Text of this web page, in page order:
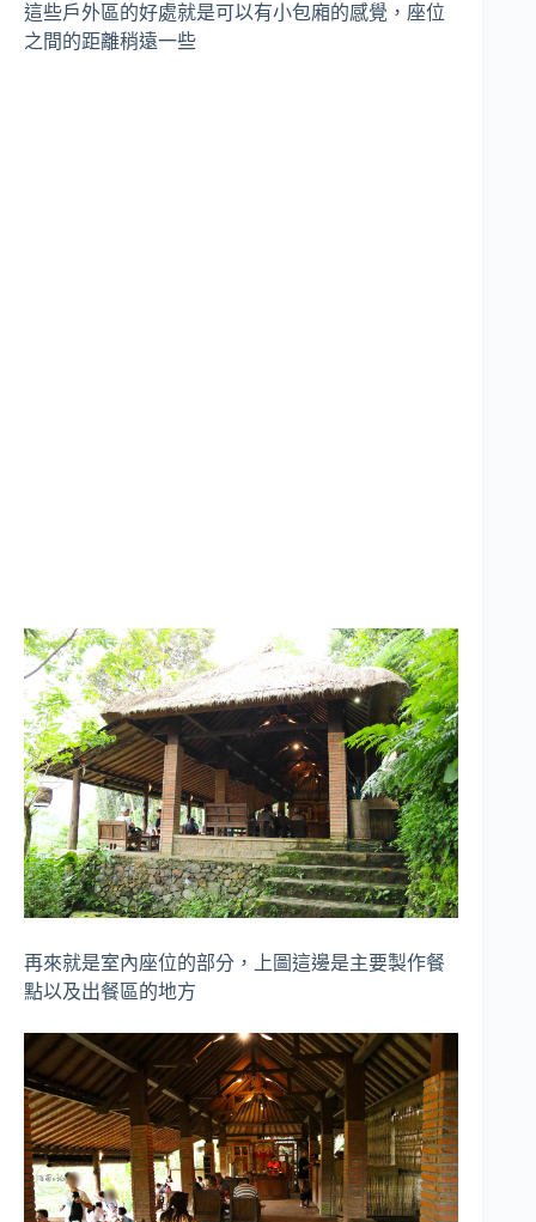
這些戶外區的好處就是可以有小包廂的感覺，座位
之間的距離稍遠一些
再來就是室內座位的部分，上圖這邊是主要製作餐
點以及出餐區的地方